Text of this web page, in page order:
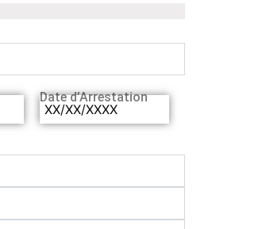
Date d’Arrestation
XX/XX/XXXX